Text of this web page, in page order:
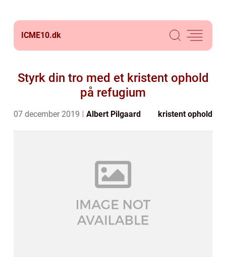
ICME10.dk
Styrk din tro med et kristent ophold
på refugium
07 december 2019 Albert Pilgaard kristent ophold